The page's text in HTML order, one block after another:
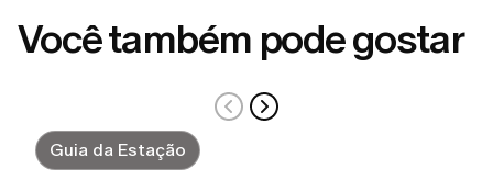
Você também pode gostar
Guia da Estação